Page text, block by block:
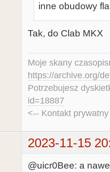
inne obudowy
Tak, do Clab MKX
Moje skany
https://archive.org/
Potrzebujesz
id=18887
<-- Kontakt
2023-11-15
@uicr0Bee: a